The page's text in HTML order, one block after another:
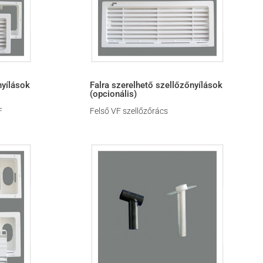
Falra szerelhető szellőzőnyílások
(opcionális)
Felső VF szellőzőrács